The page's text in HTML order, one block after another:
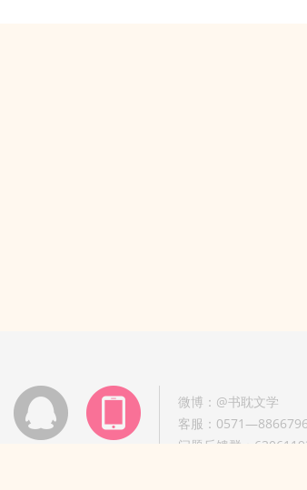
微博：@书耽文学
客服：
问题反馈群：